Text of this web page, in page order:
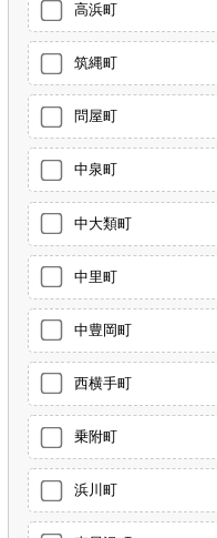
高浜町
筑縄町
問屋町
中泉町
中大類町
中里町
中豊岡町
西横手町
乗附町
浜川町